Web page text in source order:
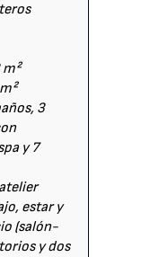
3
y 7
estar y
(salón-
y dos